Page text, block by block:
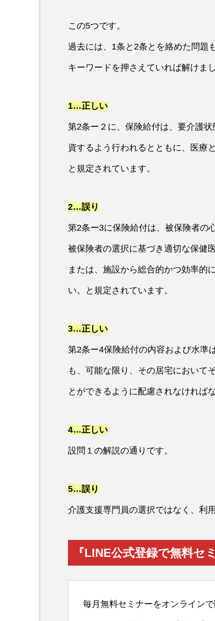
この5つです。
過去には、1条と2条とを絡めた問題
キーワードを押さえていれば解けまし
1…正しい
第2条ー２に、保険給付は、要介護
資するよう行われるとともに、医療
と規定されています。
2…誤り
第2条ー3に保険給付は、被保険者の
被保険者の選択に基づき適切な保健
または、施設から総合的かつ効率的
い。と規定されています。
3…正しい
第2条ー4保険給付の内容および水準
も、可能な限り、その居宅において
とができるように配慮されなければ
4…正しい
設問１の解説の通りです。
5…誤り
介護支援専門員の選択ではなく、利
『LINE公式登録で無料セ
毎月無料セミナーをオンライン